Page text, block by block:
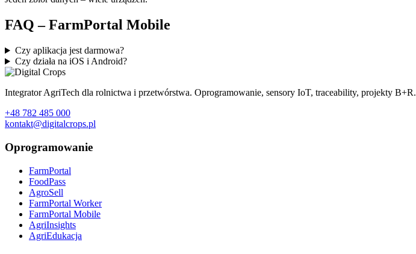
FAQ – FarmPortal Mobile
Czy aplikacja jest darmowa?
Czy działa na iOS i Android?
Integrator AgriTech dla rolnictwa i przetwórstwa. Oprogramowanie, sensory IoT, traceability, projekty B+R.
+48 782 485 000
kontakt@digitalcrops.pl
Oprogramowanie
FarmPortal
FoodPass
AgroSell
FarmPortal Worker
FarmPortal Mobile
AgriInsights
AgriEdukacja